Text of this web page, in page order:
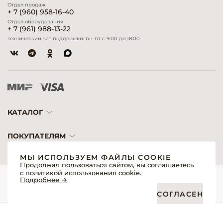
Отдел продаж
+ 7 (960) 958-16-40
Отдел оборудования
+ 7 (961) 988-13-22
Технический чат поддержки: пн-пт с 9:00 до 18:00
КАТАЛОГ
ПОКУПАТЕЛЯМ
© 2026 «Модерн»— Косметика и оборудование для профессионалов
Создание сайтов
МЫ ИСПОЛЬЗУЕМ ФАЙЛЫ COOKIE
Продолжая пользоваться сайтом, вы соглашаетесь
с политикой использования cookie.
Подробнее →
СОГЛАСЕН